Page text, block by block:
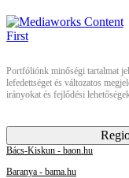
Portfóliónk minőségi tartalmat
lefedettséget és változatos
irányokat és fejlődési
Bács-Kiskun - baon.hu
Baranya - bama.hu